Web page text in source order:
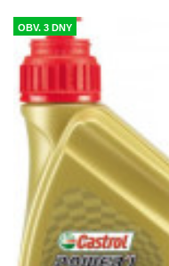
OBV. 3 DNY